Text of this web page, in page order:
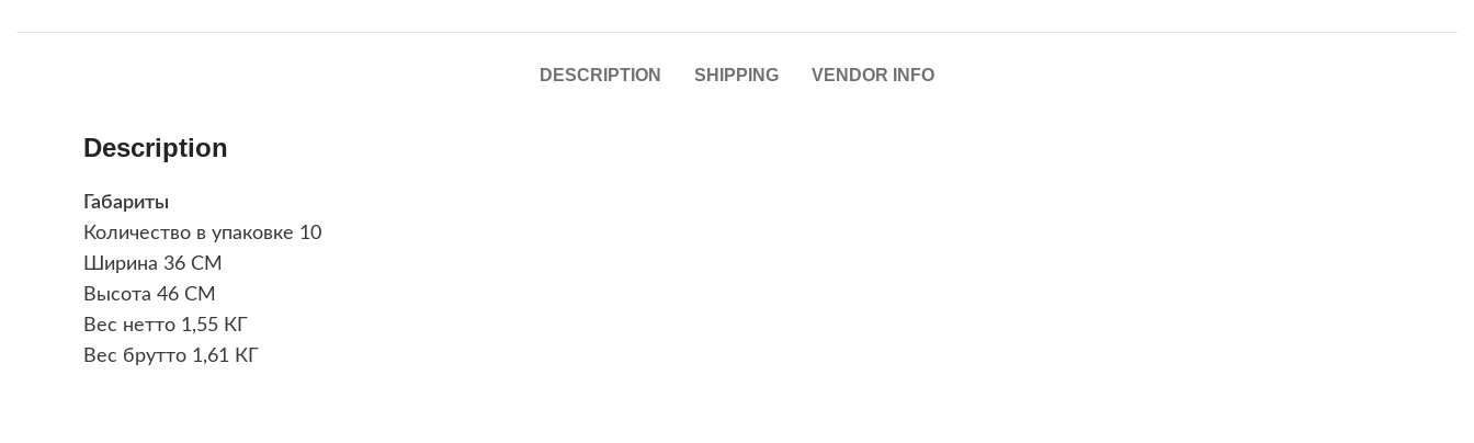
DESCRIPTION SHIPPING VENDOR INFO
Description
Габариты
Количество в упаковке 10
Ширина 36 СМ
Высота 46 СМ
Вес нетто 1,55 КГ
Вес брутто 1,61 КГ